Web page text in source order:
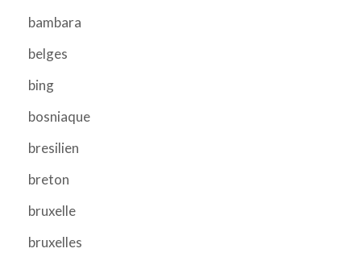
bambara
belges
bing
bosniaque
bresilien
breton
bruxelle
bruxelles